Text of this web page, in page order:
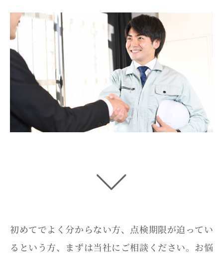
初めてでよく分からない方、点検期限が迫ってい
るという方、まずは当社にご相談ください。お悩